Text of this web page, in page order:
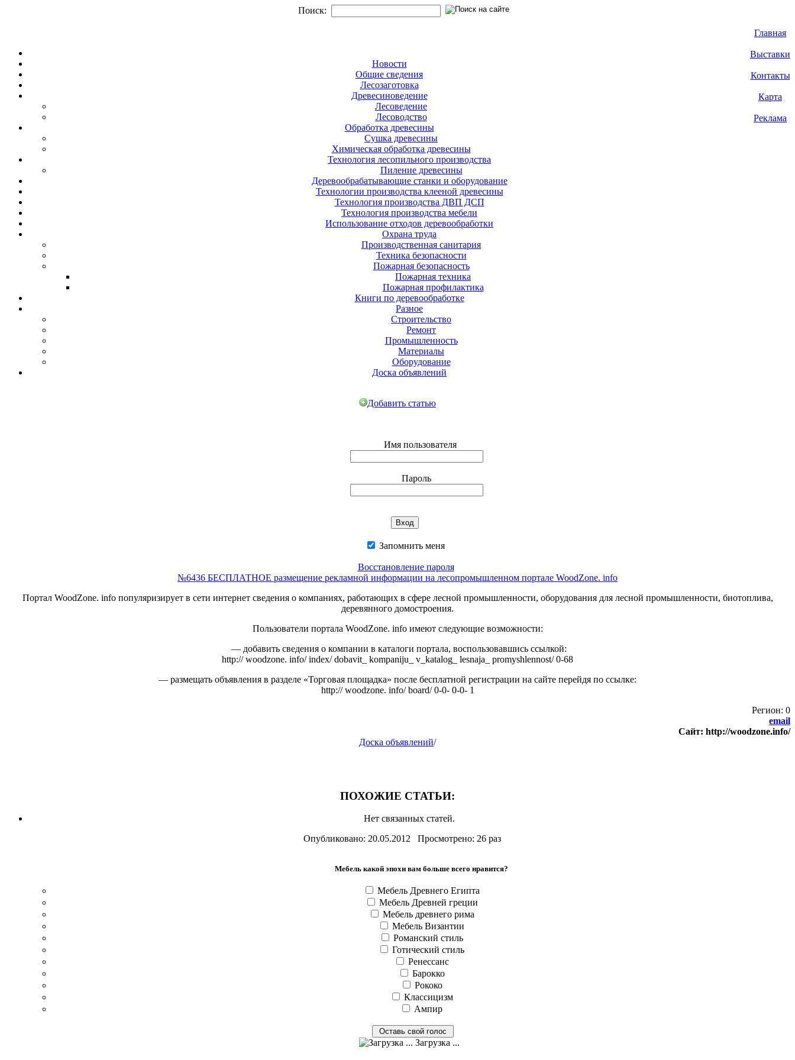
Поиск:
Главная
Выставки
Контакты
Карта
Реклама
Новости
Общие сведения
Лесозаготовка
Древесиноведение
Лесоведение
Лесоводство
Обработка древесины
Сушка древесины
Химическая обработка древесины
Технология лесопильного производства
Пиление древесины
Деревообрабатывающие станки и оборудование
Технологии производства клееной древесины
Технология производства ДВП ДСП
Технология производства мебели
Использование отходов деревообработки
Охрана труда
Производственная санитария
Техника безопасности
Пожарная безопасность
Пожарная техника
Пожарная профилактика
Книги по деревообработке
Разное
Строительство
Ремонт
Промышленность
Материалы
Оборудование
Доска объявлений
Добавить статью
Имя пользователя
Пароль
Запомнить меня
Восстановление пароля
№6436 БЕСПЛАТНОЕ размещение рекламной информации на лесопромышленном портале WoodZone. info
Портал WoodZone. info популяризирует в сети интернет сведения о компаниях, работающих в сфере лесной промышленности, оборудования для лесной промышленности, биотоплива,
деревянного домостроения.
Пользователи портала WoodZone. info имеют следующие возможности:
— добавить сведения о компании в каталоги портала, воспользовавшись ссылкой:
http:// woodzone. info/ index/ dobavit_ kompaniju_ v_katalog_ lesnaja_ promyshlennost/ 0-68
— размещать объявления в разделе «Торговая площадка» после бесплатной регистрации на сайте перейдя по ссылке:
http:// woodzone. info/ board/ 0-0- 0-0- 1
Регион: 0
email
Сайт: http://woodzone.info/
Доска объявлений/
ПОХОЖИЕ СТАТЬИ:
Нет связанных статей.
Опубликовано: 20.05.2012 Просмотрено: 26 раз
Мебель какой эпохи вам больше всего нравится?
Мебель Древнего Египта
Мебель Древней греции
Мебель древнего рима
Мебель Византии
Романский стиль
Готический стиль
Ренессанс
Барокко
Рококо
Классицизм
Ампир
Загрузка ...